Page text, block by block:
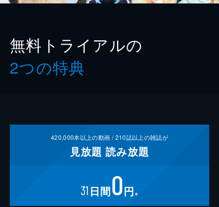
無料トライアルの
2つの特典
420,000本以上の動画 /210誌以上の雑誌が
見放題 読み放題
31 日間0円 ※